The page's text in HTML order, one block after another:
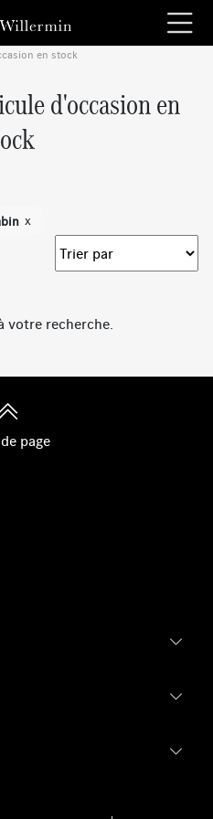
en stock
d'occasion en
x
votre recherche.
page